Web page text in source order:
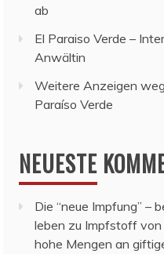
ab
El Paraiso Verde –
Anwältin
Weitere Anzeigen
Paraíso Verde
NEUESTE
Die “neue Impfung” –
leben zu Impfstoff
hohe Mengen an